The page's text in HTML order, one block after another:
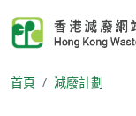
首頁 減廢計劃